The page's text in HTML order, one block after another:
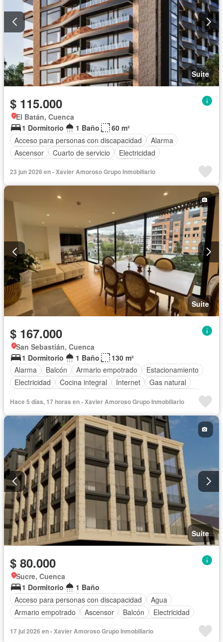
Suite
$ 115.000
El Batán, Cuenca
1 Dormitorio
1 Baño
60 m²
Acceso para personas con discapacidad
Alarma
Ascensor
Cuarto de servicio
Electricidad
Garita de guardianía
Internet Conserje
23 jun 2026 en - Xavier Amoroso Grupo Inmobiliario
Suite
$ 167.000
San Sebastián, Cuenca
1 Dormitorio
1 Baño
130 m²
Alarma
Balcón Armario empotrado
Estacionamiento
Electricidad
Cocina integral Internet
Gas natural
Acceso para personas con discapacidad
Parrilla
Garita de guardianía
Ascensor
Seguridad
Completamente amoblado
Hace 5 días, 17 horas en - Xavier Amoroso Grupo Inmobiliario
Suite
$ 80.000
Sucre, Cuenca
1 Dormitorio
1 Baño
Acceso para personas con discapacidad
Agua
Armario empotrado
Ascensor Balcón
Electricidad
Conserje
Seguridad Vista panorámica
17 jul 2026 en - Xavier Amoroso Grupo Inmobiliario